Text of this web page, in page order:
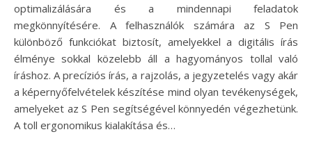
optimalizálására és a mindennapi feladatok
megkönnyítésére. A felhasználók számára az S Pen
különböző funkciókat biztosít, amelyekkel a digitális írás
élménye sokkal közelebb áll a hagyományos tollal való
íráshoz. A precíziós írás, a rajzolás, a jegyzetelés vagy akár
a képernyőfelvételek készítése mind olyan tevékenységek,
amelyeket az S Pen segítségével könnyedén végezhetünk.
A toll ergonomikus kialakítása és…